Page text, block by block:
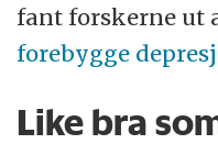
fant forskerne ut
forebygge
Like bra